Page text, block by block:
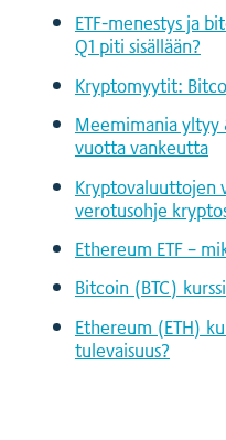
ETF-menestys ja
Q1 piti sisällään?
Kryptomyytit:
Meemimania yltyy
vuotta vankeutta
Kryptovaluuttojen
verotusohje
Ethereum ETF –
Bitcoin (BTC)
Ethereum (ETH)
tulevaisuus?